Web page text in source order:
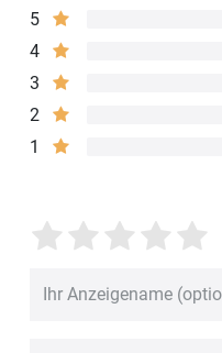
5
4
3
2
1